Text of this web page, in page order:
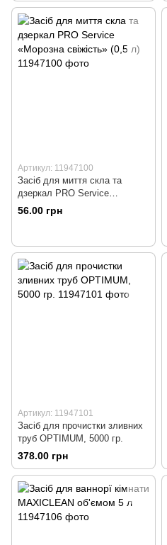
Артикул: 11947100
Засіб для миття скла та
дзеркал PRO Service
«Морозна свіжість» (0,5 л)
56.00 грн
Артикул: 11947101
Засіб для прочистки зливних
труб OPTIMUM, 5000 гр.
378.00 грн